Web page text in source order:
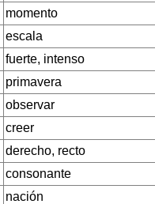
momento
escala
fuerte, intenso
primavera
observar
creer
derecho, recto
consonante
nación